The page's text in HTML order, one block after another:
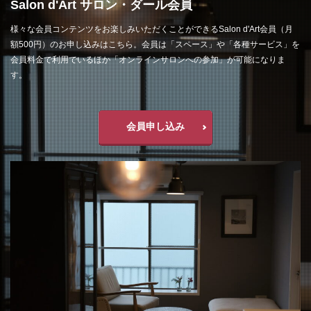
Salon d'Art サロン・ダール会員
様々な会員コンテンツをお楽しみいただくことができるSalon d'Art会員（月
額500円）のお申し込みはこちら。会員は「スペース」や「各種サービス」を
会員料金で利用でいるほか「オンラインサロンへの参加」が可能になりま
す。
会員申し込み